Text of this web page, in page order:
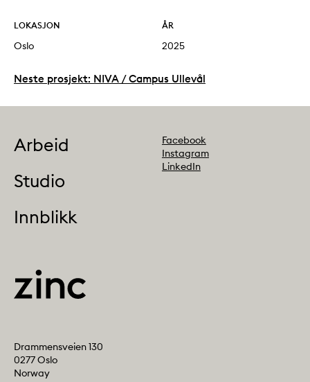
LOKASJON
Oslo
ÅR
2025
Neste prosjekt: NIVA / Campus Ullevål
Arbeid
Studio
Innblikk
Follow us
Facebook
Instagram
LinkedIn
Address
Drammensveien 130
0277 Oslo
Norway